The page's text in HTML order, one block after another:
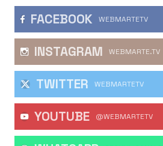
FACEBOOK WEBMARTETV
INSTAGRAM WEBMARTE.TV
TWITTER WEBMARTETV
YOUTUBE @WEBMARTETV